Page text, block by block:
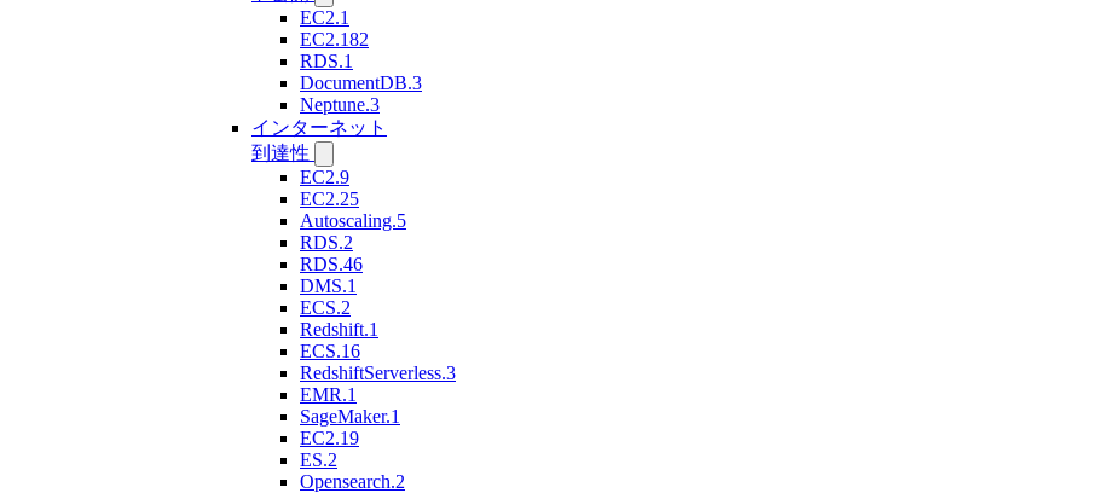
EC2.1
EC2.182
RDS.1
DocumentDB.3
Neptune.3
インターネット
到達性
EC2.9
EC2.25
Autoscaling.5
RDS.2
RDS.46
DMS.1
ECS.2
Redshift.1
ECS.16
RedshiftServerless.3
EMR.1
SageMaker.1
EC2.19
ES.2
Opensearch.2